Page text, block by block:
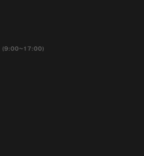
(9:00~17:00)